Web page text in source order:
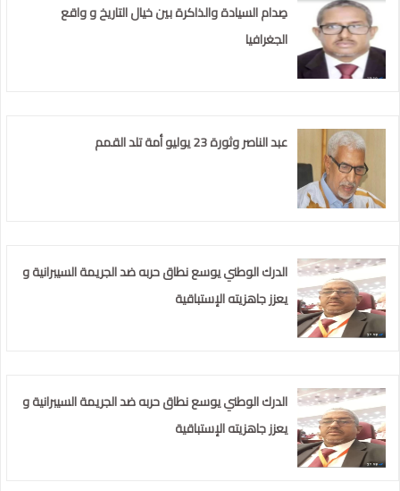
صِدام السيادة والذاكرة بين خيال التاريخ و واقع
الجغرافيا
عبد الناصر وثورة 23 يوليو أمة تلد القمم
الدرك الوطني يوسع نطاق حربه ضد الجريمة السيبرانية و
يعزز جاهزيته الإستباقية
الدرك الوطني يوسع نطاق حربه ضد الجريمة السيبرانية و
يعزز جاهزيته الإستباقية